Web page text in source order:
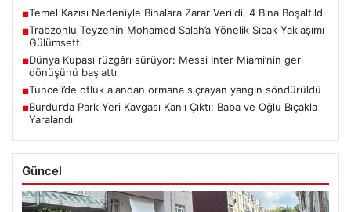
■Temel Kazısı Nedeniyle Binalara Zarar Verildi, 4 Bina Boşaltıldı
■Trabzonlu Teyzenin Mohamed Salah’a Yönelik Sıcak Yaklaşımı
Gülümsetti
■Dünya Kupası rüzgârı sürüyor: Messi Inter Miami’nin geri
dönüşünü başlattı
■Tunceli’de otluk alandan ormana sıçrayan yangın söndürüldü
■Burdur’da Park Yeri Kavgası Kanlı Çıktı: Baba ve Oğlu Bıçakla
Yaralandı
Güncel